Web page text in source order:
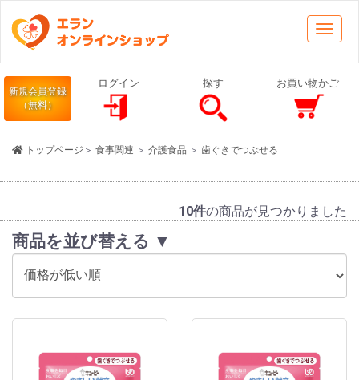
新規会員登録
（無料）
ログイン 探す お買い物かご
トップページ ＞ 食事関連 ＞ 介護食品 ＞ 歯ぐきでつぶせる
10件の商品が見つかりました
商品を並び替える ▼